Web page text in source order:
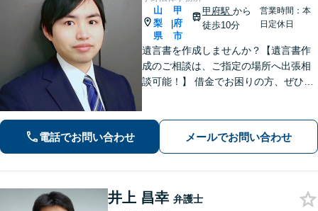
山
梨
県
|
甲
府
市
甲府駅 から
徒歩10分
営業時間：本
日定休日
遺言書を作成しませんか？【遺言書作
成のご相談は、ご指定の場所へ出張相
談可能！】 借金でお困りの方、ぜひご
可能。借金問題で困ったらまず相談
電話でお問い合わせ メールでお問い合わせ
井上 昌幸 弁護士